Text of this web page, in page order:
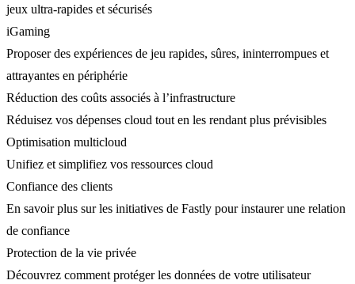
jeux ultra-rapides et sécurisés
iGaming
Proposer des expériences de jeu rapides, sûres, ininterrompues et
attrayantes en périphérie
Réduction des coûts associés à l’infrastructure
Réduisez vos dépenses cloud tout en les rendant plus prévisibles
Optimisation multicloud
Unifiez et simplifiez vos ressources cloud
Confiance des clients
En savoir plus sur les initiatives de Fastly pour instaurer une relation
de confiance
Protection de la vie privée
Découvrez comment protéger les données de votre utilisateur